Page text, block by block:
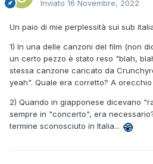
Inviato 16 Novembre, 2022
Un paio di mie perplessità sui sub
1) In una delle canzoni del film (non
un certo pezzo è stato reso "blah,
stessa canzone caricato da
yeah". Quale era corretto? A
2) Quando in giapponese dicevano
sempre in "concerto", era
termine sconosciuto in Italia...